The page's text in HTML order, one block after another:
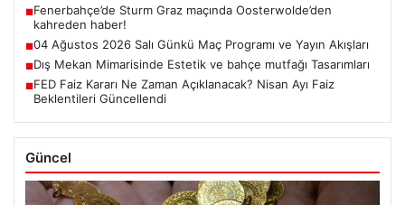
■Fenerbahçe’de Sturm Graz maçında Oosterwolde’den
kahreden haber!
■04 Ağustos 2026 Salı Günkü Maç Programı ve Yayın Akışları
■Dış Mekan Mimarisinde Estetik ve bahçe mutfağı Tasarımları
■FED Faiz Kararı Ne Zaman Açıklanacak? Nisan Ayı Faiz
Beklentileri Güncellendi
Güncel